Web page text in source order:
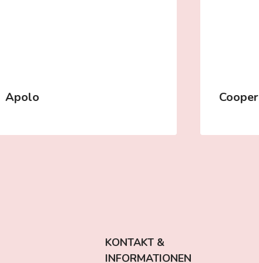
Apolo Cooper
KONTAKT &
INFORMATIONEN